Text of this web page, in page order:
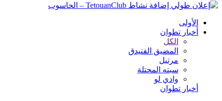
الأولى
أخبار تطوان
الكل
المضيق الفنيدق
مرتيل
سبته المحتلة
وادي لو
أخبار تطوان